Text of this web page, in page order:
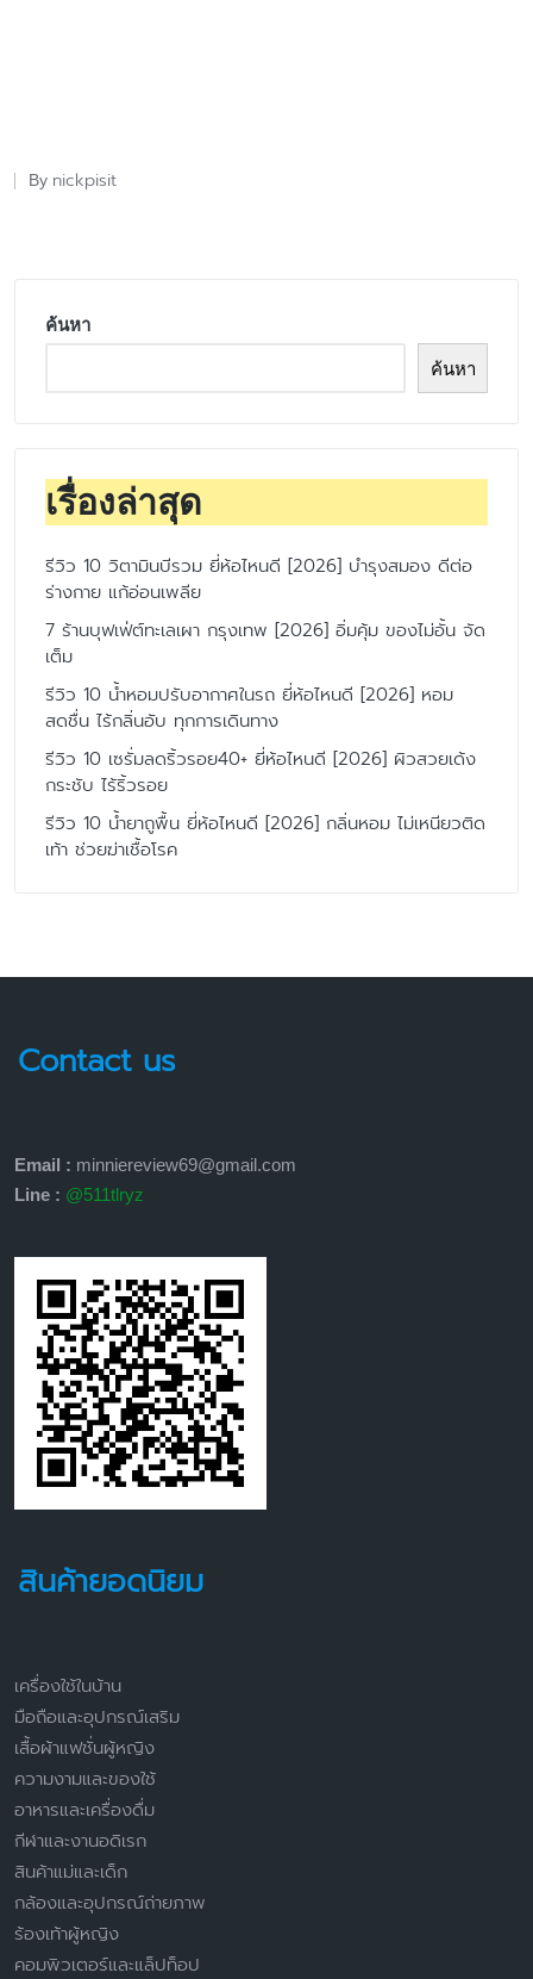
Posted
By nickpisit
ค้นหา
ค้นหา
เรื่องล่าสุด
รีวิว 10 วิตามินบีรวม ยี่ห้อไหนดี [2026] บำรุงสมอง ดีต่อ
ร่างกาย แก้อ่อนเพลีย
7 ร้านบุฟเฟ่ต์ทะเลเผา กรุงเทพ [2026] อิ่มคุ้ม ของไม่อั้น จัด
เต็ม
รีวิว 10 น้ำหอมปรับอากาศในรถ ยี่ห้อไหนดี [2026] หอม
สดชื่น ไร้กลิ่นอับ ทุกการเดินทาง
รีวิว 10 เซรั่มลดริ้วรอย40+ ยี่ห้อไหนดี [2026] ผิวสวยเด้ง
กระชับ ไร้ริ้วรอย
รีวิว 10 น้ำยาถูพื้น ยี่ห้อไหนดี [2026] กลิ่นหอม ไม่เหนียวติด
เท้า ช่วยฆ่าเชื้อโรค
Contact us
Email : minniereview69@gmail.com
Line : @511tlryz
สินค้ายอดนิยม
เครื่องใช้ในบ้าน
มือถือและอุปกรณ์เสริม
เสื้อผ้าแฟชั่นผู้หญิง
ความงามและของใช้
อาหารและเครื่องดื่ม
กีฬาและงานอดิเรก
สินค้าแม่และเด็ก
กล้องและอุปกรณ์ถ่ายภาพ
ร้องเท้าผู้หญิง
คอมพิวเตอร์และแล็ปท็อป